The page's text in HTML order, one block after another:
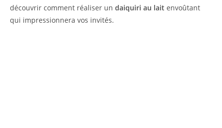
découvrir comment réaliser un daiquiri au lait envoûtant
qui impressionnera vos invités.